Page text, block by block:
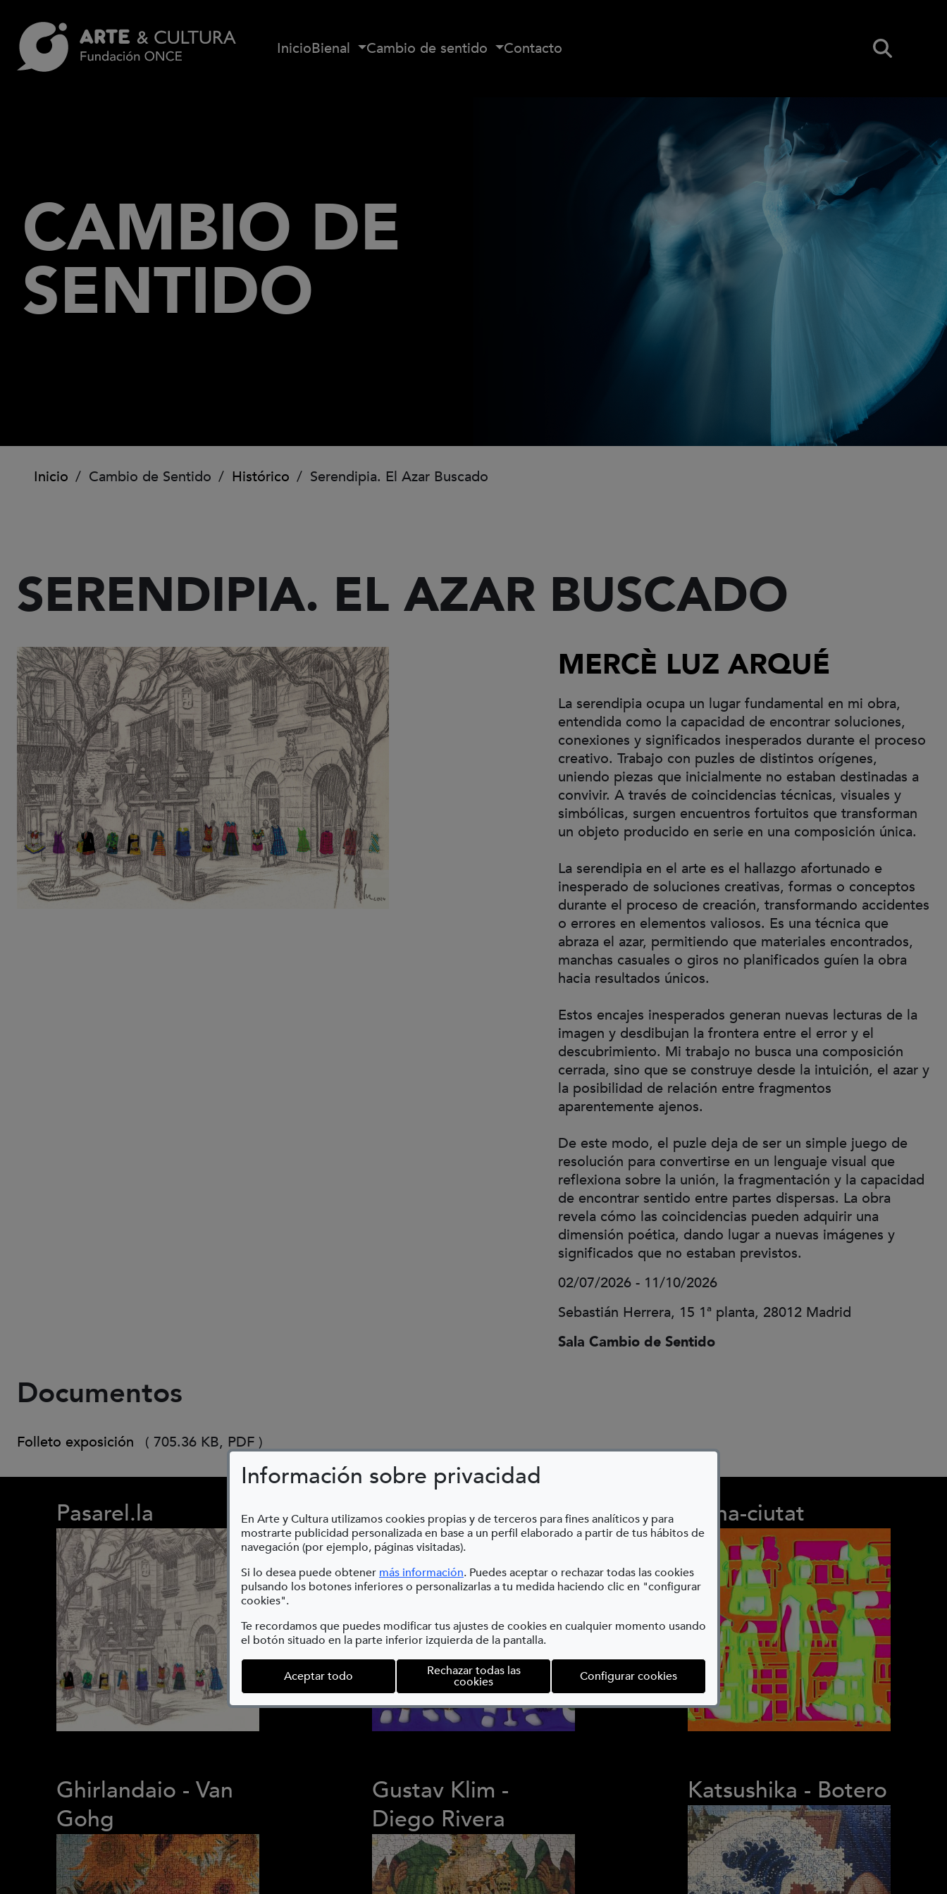
Información sobre privacidad
En Arte y Cultura utilizamos cookies propias y de terceros para fines analíticos y para
mostrarte publicidad personalizada en base a un perfil elaborado a partir de tus hábitos de
navegación (por ejemplo, páginas visitadas).
Si lo desea puede obtener más información(Abre en nueva ventana)
. Puedes aceptar o rechazar todas las cookies
pulsando los botones inferiores o personalizarlas a tu medida haciendo clic en "configurar
cookies".
Te recordamos que puedes modificar tus ajustes de cookies en cualquier momento usando
el botón situado en la parte inferior izquierda de la pantalla.
Aceptar todo Rechazar todas las
cookies Configurar cookies(abre en ventana modal)
InicioBienal Cambio de sentido Contacto
CAMBIO DE
SENTIDO
Ruta de navegación
Inicio Cambio de Sentido Histórico Serendipia. El Azar Buscado
SERENDIPIA. EL AZAR BUSCADO
MERCÈ LUZ ARQUÉ
La serendipia ocupa un lugar fundamental en mi obra,
entendida como la capacidad de encontrar soluciones,
conexiones y significados inesperados durante el proceso
creativo. Trabajo con puzles de distintos orígenes,
uniendo piezas que inicialmente no estaban destinadas a
convivir. A través de coincidencias técnicas, visuales y
simbólicas, surgen encuentros fortuitos que transforman
un objeto producido en serie en una composición única.
La serendipia en el arte es el hallazgo afortunado e
inesperado de soluciones creativas, formas o conceptos
durante el proceso de creación, transformando accidentes
o errores en elementos valiosos. Es una técnica que
abraza el azar, permitiendo que materiales encontrados,
manchas casuales o giros no planificados guíen la obra
hacia resultados únicos.
Estos encajes inesperados generan nuevas lecturas de la
imagen y desdibujan la frontera entre el error y el
descubrimiento. Mi trabajo no busca una composición
cerrada, sino que se construye desde la intuición, el azar y
la posibilidad de relación entre fragmentos
aparentemente ajenos.
De este modo, el puzle deja de ser un simple juego de
resolución para convertirse en un lenguaje visual que
reflexiona sobre la unión, la fragmentación y la capacidad
de encontrar sentido entre partes dispersas. La obra
revela cómo las coincidencias pueden adquirir una
dimensión poética, dando lugar a nuevas imágenes y
significados que no estaban previstos.
02/07/2026 - 11/10/2026
Sebastián Herrera, 15 1ª planta, 28012 Madrid
Sala Cambio de Sentido
Documentos
Folleto exposición ( 705.36 KB, PDF )
Pasarel.la Home-natura dona-ciutat
Ghirlandaio - Van
Gohg
Gustav Klim -
Diego Rivera
Katsushika - Botero